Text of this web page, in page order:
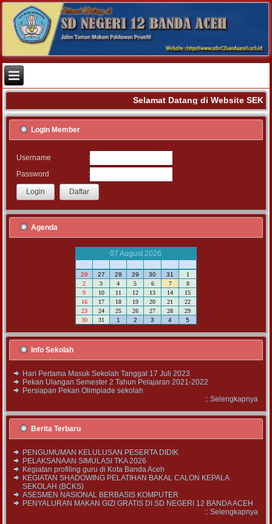
Selamat Datang di Website
Login Member
Username
:
Password
:
Agenda
07 August 2026
M
S S R K J S
26 27 28 29 30 31
1
2
3 4 5 6 7
8
9
10 11 12 13 14
15
16
17 18 19 20 21
22
23
24 25 26 27 28
29
30
31 1 2 3 4 5
Info Sekolah
Hari Pertama Masuk Sekolah Tanggal 17 Juli 2023
Pekan Ulangan Semester 2 Tahun Pelajaran 2021-2022
Persiapan Pekan Olimpiade sekolah
:: Selengkapnya
Berita Terbaru
PENGUMUMAN KELULUSAN PESERTA DIDIK
PELAKSANAAN SIMULASI TKA 2026
Kegiatan profiling guru di Kota Banda Aceh
KEGIATAN SHADOWING PELATIHAN BAKAL CALON KEPALA
SEKOLAH (BCKS)
ASESMEN NASIONAL BERBASIS KOMPUTER
PENYALURAN MAKAN GIZI GRATIS DI SD NEGERI 12 BANDA ACEH
:: Selengkapnya